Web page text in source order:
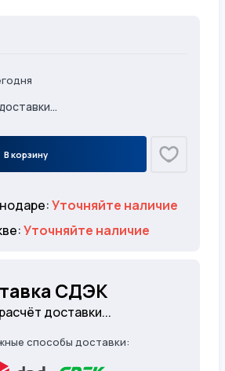
В корзину
Уточняйте наличие
Уточняйте наличие
СДЭК
доставки...
способы доставки: